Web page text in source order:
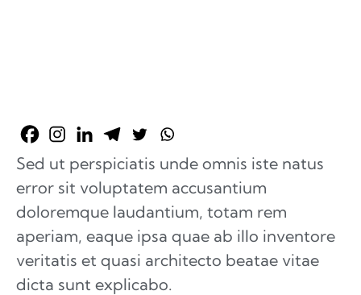
Sed ut perspiciatis unde omnis iste natus
error sit voluptatem accusantium
doloremque laudantium, totam rem
aperiam, eaque ipsa quae ab illo inventore
veritatis et quasi architecto beatae vitae
dicta sunt explicabo.